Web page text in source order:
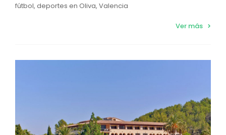
fútbol, deportes en Oliva, Valencia
Ver más